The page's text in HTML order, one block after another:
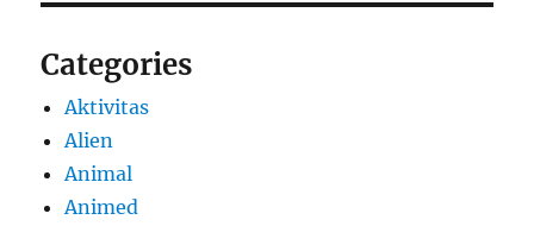
Categories
Aktivitas
Alien
Animal
Animed